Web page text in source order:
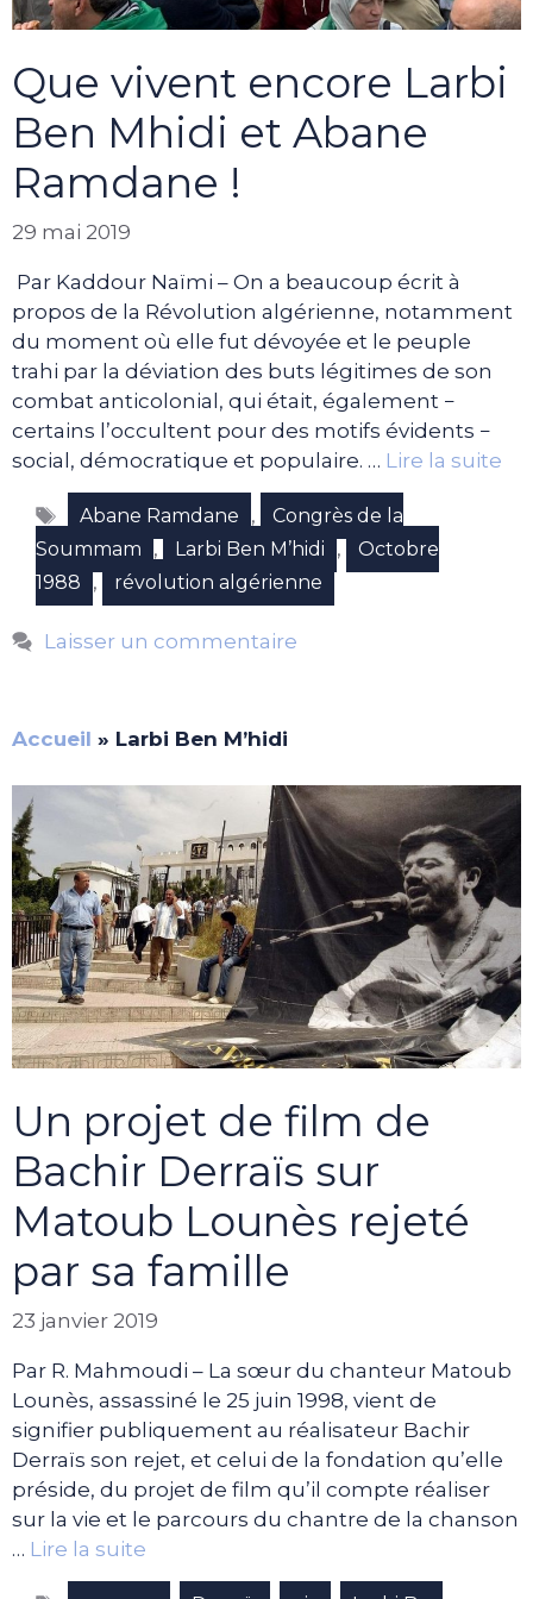
Que vivent encore Larbi
Ben Mhidi et Abane
Ramdane !
29 mai 2019
Par Kaddour Naïmi – On a beaucoup écrit à
propos de la Révolution algérienne, notamment
du moment où elle fut dévoyée et le peuple
trahi par la déviation des buts légitimes de son
combat anticolonial, qui était, également −
certains l’occultent pour des motifs évidents −
social, démocratique et populaire. … Lire la suite
Étiquettes
Abane Ramdane ,
Congrès de la
Soummam
, Larbi Ben M’hidi ,
Octobre
1988
, révolution algérienne
Laisser un commentaire
Accueil » Larbi Ben M’hidi
Un projet de film de
Bachir Derraïs sur
Matoub Lounès rejeté
par sa famille
23 janvier 2019
Par R. Mahmoudi – La sœur du chanteur Matoub
Lounès, assassiné le 25 juin 1998, vient de
signifier publiquement au réalisateur Bachir
Derraïs son rejet, et celui de la fondation qu’elle
préside, du projet de film qu’il compte réaliser
sur la vie et le parcours du chantre de la chanson
… Lire la suite